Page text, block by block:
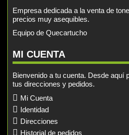
Empresa dedicada a la venta de
precios muy asequibles.
Equipo de Quecartucho
MI CUENTA
Bienvenido a tu cuenta. Desde aquí
tus direcciones y pedidos.
Mi Cuenta
Identidad
Direcciones
Historial de pedidos